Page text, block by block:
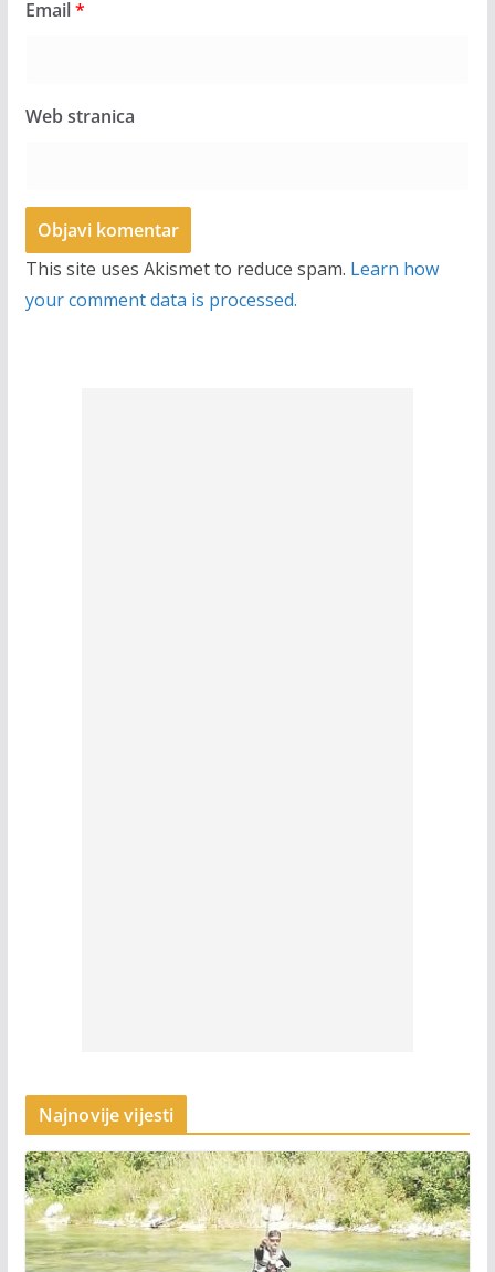
Email*
Web stranica
This site uses Akismet to reduce spam. Learn how
your comment data is processed.
Najnovije vijesti